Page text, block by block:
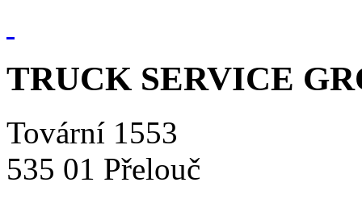
TRUCK SERVICE
Tovární 1553
535 01 Přelouč